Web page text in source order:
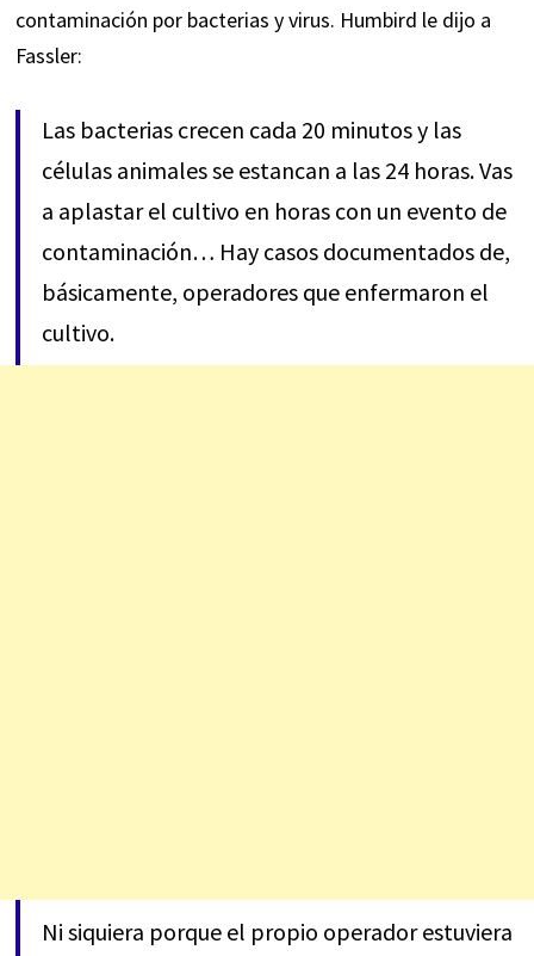
contaminación por bacterias y virus. Humbird le dijo a
Fassler:
Las bacterias crecen cada 20 minutos y las
células animales se estancan a las 24 horas. Vas
a aplastar el cultivo en horas con un evento de
contaminación… Hay casos documentados de,
básicamente, operadores que enfermaron el
cultivo.
Ni siquiera porque el propio operador estuviera